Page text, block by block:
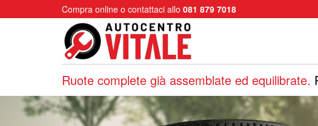
Compra online o contattaci allo 081 879 7018
Ruote complete già assemblate ed equilibrate.